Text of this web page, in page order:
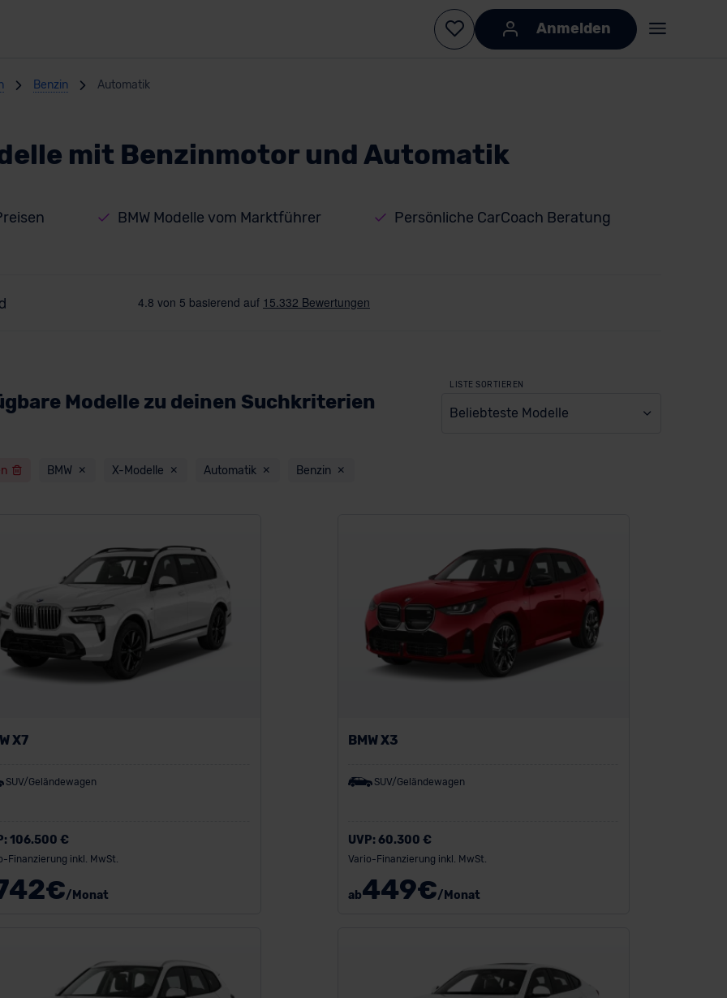
Anmelden
Benzin Automatik
mit Benzinmotor und Automatik
BMW Modelle vom Marktführer Persönliche CarCoach Beratung
Modelle zu deinen Suchkriterien
LISTE SORTIEREN
Beliebteste Modelle
BMW X-Modelle Automatik Benzin
X7
SUV/Geländewagen
106.500 €
Finanzierung inkl. MwSt.
€/Monat
BMW X3
SUV/Geländewagen
UVP:60.300 €
Vario-Finanzierung inkl. MwSt.
ab449€/Monat